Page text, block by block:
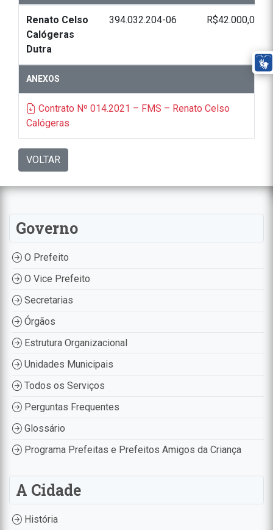
Renato Celso
Calógeras
Dutra
394.032.204-06 R$42.000,00
ANEXOS
Contrato Nº 014.2021 – FMS – Renato Celso
Calógeras
VOLTAR
Governo
O Prefeito
O Vice Prefeito
Secretarias
Órgãos
Estrutura Organizacional
Unidades Municipais
Todos os Serviços
Perguntas Frequentes
Glossário
Programa Prefeitas e Prefeitos Amigos da Criança
A Cidade
História